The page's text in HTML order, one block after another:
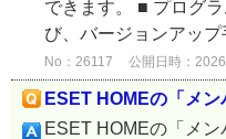
できます。 ■ プログ
び、バージョンアッ
No：26117 公開日時：
ESET HOMEの「メ
ESET HOMEの「メ